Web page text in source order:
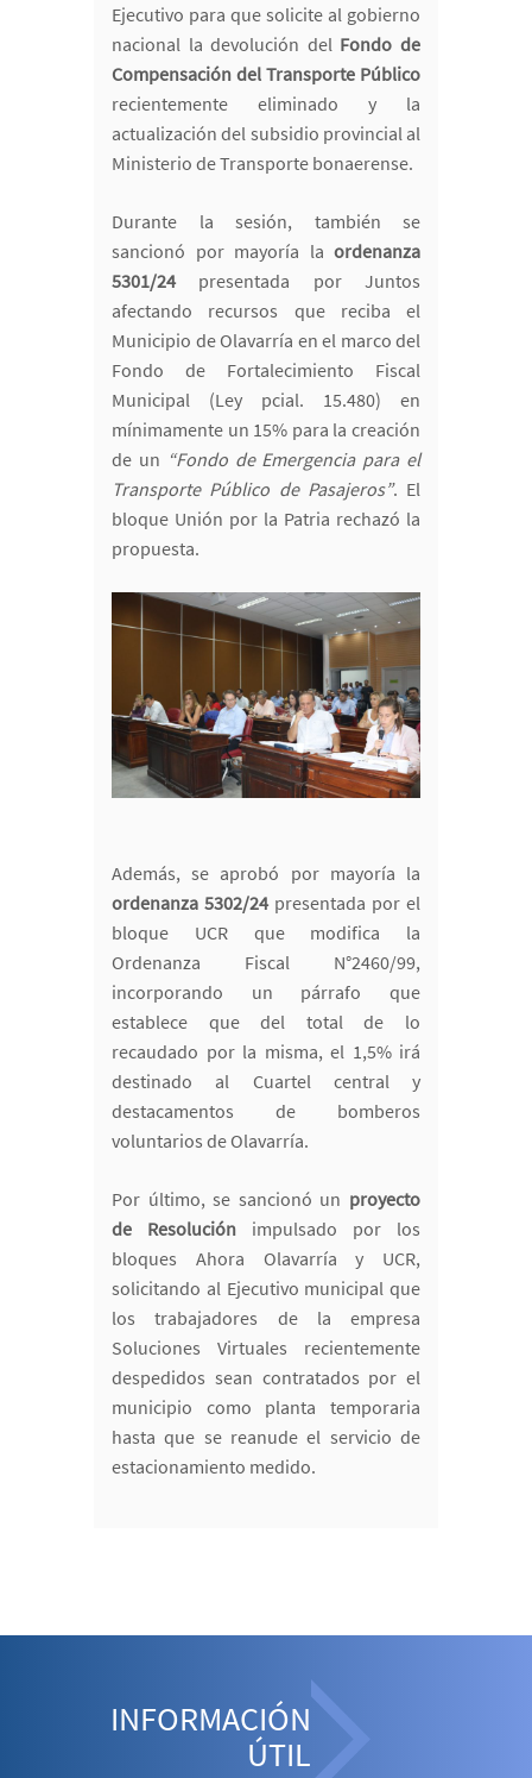
Ejecutivo para que solicite al gobierno
nacional la devolución del Fondo de
Compensación del Transporte Público
recientemente eliminado y la
actualización del subsidio provincial al
Ministerio de Transporte bonaerense.
Durante la sesión, también se
sancionó por mayoría la ordenanza
5301/24presentada por Juntos
afectando recursos que reciba el
Municipio de Olavarría en el marco del
Fondo de Fortalecimiento Fiscal
Municipal (Ley pcial. 15.480) en
mínimamente un 15% para la creación
de un “Fondo de Emergencia para el
Transporte Público de Pasajeros”. El
bloque Unión por la Patria rechazó la
propuesta.
Además, se aprobó por mayoría la
ordenanza 5302/24presentada por el
bloque UCR que modifica la
Ordenanza Fiscal N°2460/99,
incorporando un párrafo que
establece que del total de lo
recaudado por la misma, el 1,5% irá
destinado al Cuartel central y
destacamentos de bomberos
voluntarios de Olavarría.
Por último, se sancionó un proyecto
de Resolución impulsado por los
bloques Ahora Olavarría y UCR,
solicitando al Ejecutivo municipal que
los trabajadores de la empresa
Soluciones Virtuales recientemente
despedidos sean contratados por el
municipio como planta temporaria
hasta que se reanude el servicio de
estacionamiento medido.
INFORMACIÓN
ÚTIL